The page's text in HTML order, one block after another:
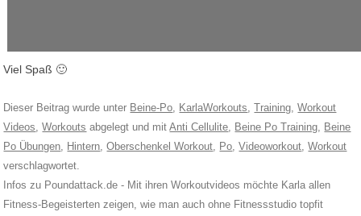
Viel Spaß 🙂
Dieser Beitrag wurde unter Beine-Po KarlaWorkouts ,Training ,Workout
Videos ,Workouts abgelegt und mitAnti Cellulite Beine Po Training
Beine
Po Übungen
Hintern ,Oberschenkel Workout Po ,Videoworkout ,Workout
verschlagwortet.
Infos zu Poundattack.de - Mit ihren Workoutvideos möchte Karla allen
Fitness-Begeisterten zeigen, wie man auch ohne Fitnessstudio topfit